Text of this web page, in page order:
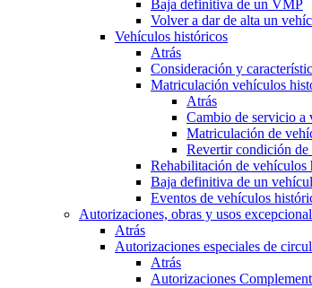
Baja definitiva de un VMP
Volver a dar de alta un
Vehículos históricos
Atrás
Consideración y
Matriculación vehículos
Atrás
Cambio de servicio
Matriculación de
Revertir condición
Rehabilitación de vehículos
Baja definitiva de un
Eventos de vehículos
Autorizaciones, obras y usos
Atrás
Autorizaciones especiales de
Atrás
Autorizaciones